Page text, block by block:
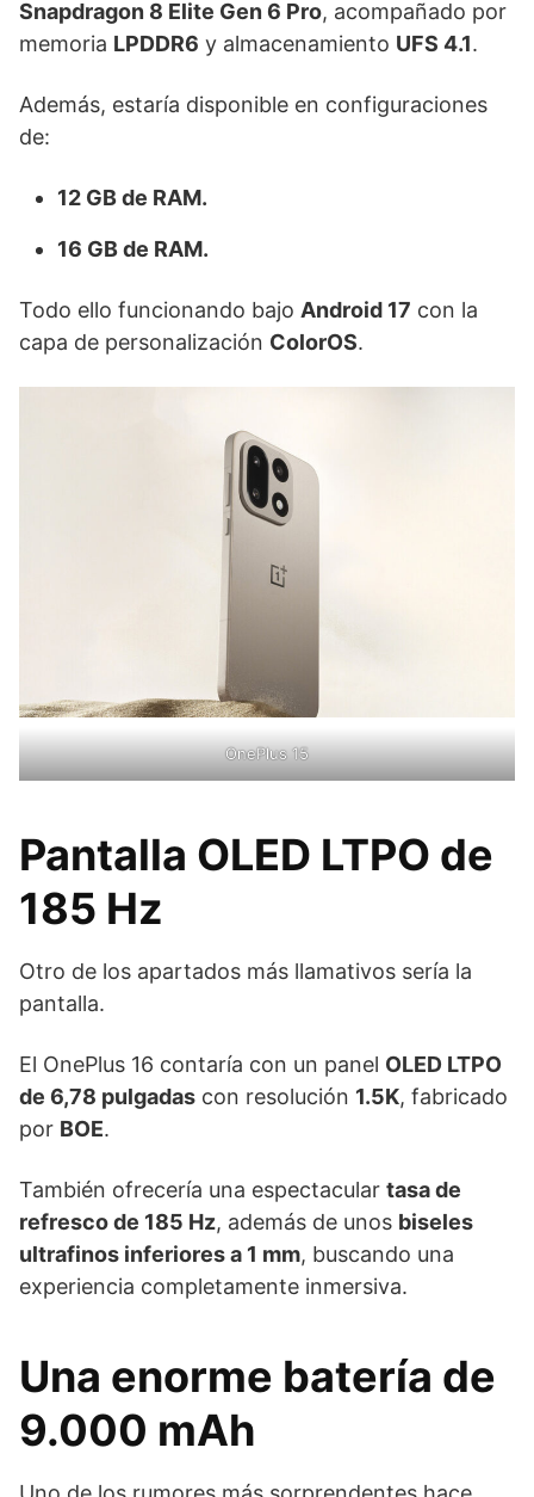
Snapdragon 8 Elite Gen 6 Pro, acompañado por
memoria LPDDR6 y almacenamiento UFS 4.1.
Además, estaría disponible en configuraciones
de:
12 GB de RAM.
16 GB de RAM.
Todo ello funcionando bajo Android 17 con la
capa de personalización ColorOS.
OnePlus 15
Pantalla OLED LTPO de
185 Hz
Otro de los apartados más llamativos sería la
pantalla.
El OnePlus 16 contaría con un panel OLED LTPO
de 6,78 pulgadas con resolución 1.5K, fabricado
por BOE.
También ofrecería una espectacular tasa de
refresco de 185 Hz, además de unos biseles
ultrafinos inferiores a 1 mm, buscando una
experiencia completamente inmersiva.
Una enorme batería de
9.000 mAh